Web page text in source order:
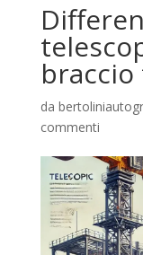
da
commenti